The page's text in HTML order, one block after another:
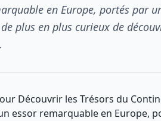
en Europe, portés par
plus en plus curieux de
Découvrir les Trésors du
essor remarquable en Europe,